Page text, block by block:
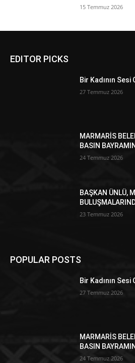
15 Temmuz 2026
EDITOR PICKS
Bir Kadının Sesi
27 Temmuz 2026
MARMARİS
BASIN
24 Temmuz 2026
BAŞKAN ÜNLÜ,
23 Temmuz 2026
POPULAR POSTS
Bir Kadının Sesi
27 Temmuz 2026
MARMARİS
BASIN
24 Temmuz 2026